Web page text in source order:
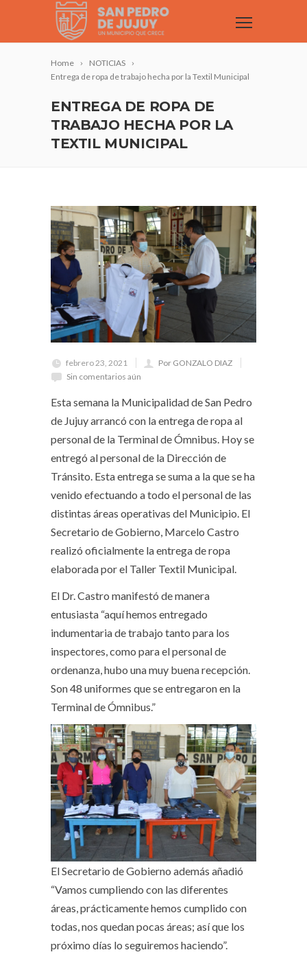
Home
NOTICIAS
Entrega de ropa de trabajo hecha por la Textil Municipal
ENTREGA DE ROPA DE
TRABAJO HECHA POR LA
TEXTIL MUNICIPAL
febrero 23, 2021
Por GONZALO DIAZ
Sin comentarios aún
Esta semana la Municipalidad de San Pedro
de Jujuy arrancó con la entrega de ropa al
personal de la Terminal de Ómnibus. Hoy se
entregó al personal de la Dirección de
Tránsito. Esta entrega se suma a la que se ha
venido efectuando a todo el personal de las
distintas áreas operativas del Municipio. El
Secretario de Gobierno, Marcelo Castro
realizó oficialmente la entrega de ropa
elaborada por el Taller Textil Municipal.
El Dr. Castro manifestó de manera
entusiasta “aquí hemos entregado
indumentaria de trabajo tanto para los
inspectores, como para el personal de
ordenanza, hubo una muy buena recepción.
Son 48 uniformes que se entregaron en la
Terminal de Ómnibus.”
El Secretario de Gobierno además añadió
“Vamos cumpliendo con las diferentes
áreas, prácticamente hemos cumplido con
todas, nos quedan pocas áreas; así que los
próximo días lo seguiremos haciendo”.